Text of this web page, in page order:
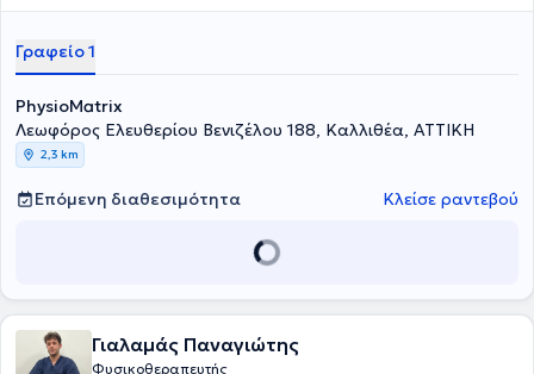
Γραφείο 1
PhysioMatrix
Λεωφόρος Ελευθερίου Βενιζέλου 188, Καλλιθέα, ΑΤΤΙΚΗ
2,3 km
Επόμενη διαθεσιμότητα Κλείσε ραντεβού
Γιαλαμάς Παναγιώτης
Φυσικοθεραπευτής